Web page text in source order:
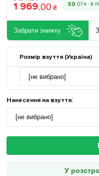
1 969.00 ₴ 59 .07 ₴
Забрати знижку
Розмір взуття (Україна)
Нанесення на взуття:
У